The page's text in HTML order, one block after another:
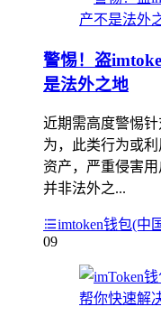
警惕！盗
是法外之地
近期需高度警惕
为，此类行为或
资产，严重侵害
并非法外之...
imtoken钱包(中
09